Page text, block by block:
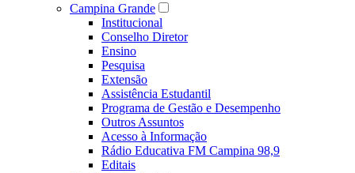
Campina Grande
Institucional
Conselho Diretor
Ensino
Pesquisa
Extensão
Assistência Estudantil
Programa de Gestão e Desempenho
Outros Assuntos
Acesso à Informação
Rádio Educativa FM Campina 98,9
Editais